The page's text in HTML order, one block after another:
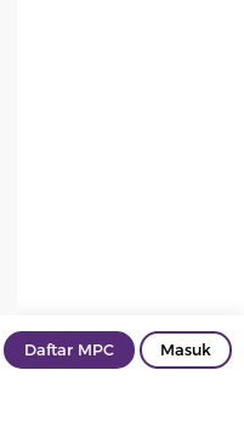
Daftar MPC Masuk